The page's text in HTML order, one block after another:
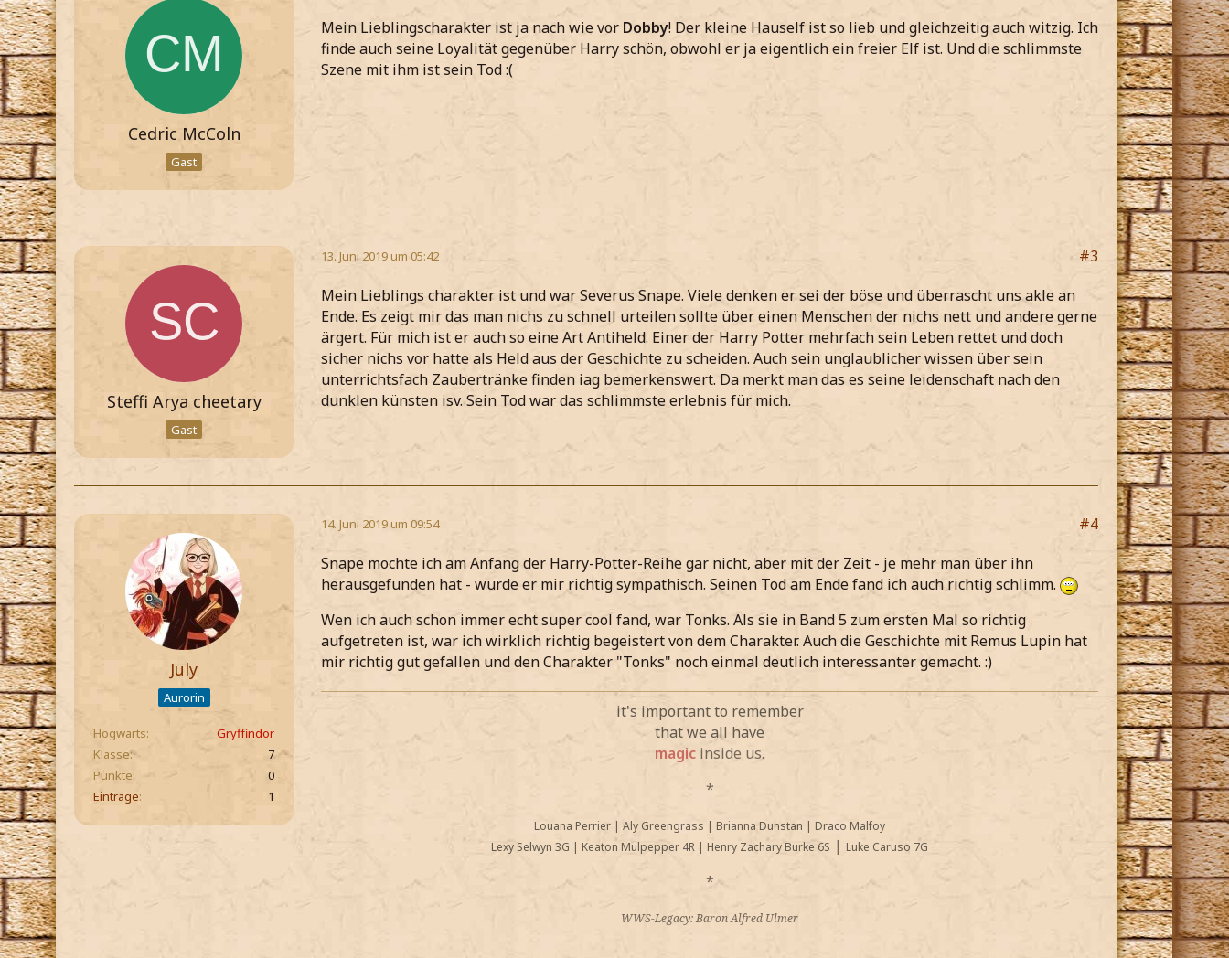
Cedric McColn
Gast
Mein Lieblingscharakter ist ja nach wie vor Dobby! Der kleine Hauself ist so lieb und gleichzeitig auch witzig. Ich
finde auch seine Loyalität gegenüber Harry schön, obwohl er ja eigentlich ein freier Elf ist. Und die schlimmste
Szene mit ihm ist sein Tod :(
Steffi Arya cheetary
Gast
13. Juni 2019 um 05:42
#3
Mein Lieblings charakter ist und war Severus Snape. Viele denken er sei der böse und überrascht uns akle an
Ende. Es zeigt mir das man nichs zu schnell urteilen sollte über einen Menschen der nichs nett und andere gerne
ärgert. Für mich ist er auch so eine Art Antiheld. Einer der Harry Potter mehrfach sein Leben rettet und doch
sicher nichs vor hatte als Held aus der Geschichte zu scheiden. Auch sein unglaublicher wissen über sein
unterrichtsfach Zaubertränke finden iag bemerkenswert. Da merkt man das es seine leidenschaft nach den
dunklen künsten isv. Sein Tod war das schlimmste erlebnis für mich.
July
Aurorin
Hogwarts
Gryffindor
Klasse
7
Punkte
0
Einträge
1
14. Juni 2019 um 09:54
#4
Snape mochte ich am Anfang der Harry-Potter-Reihe gar nicht, aber mit der Zeit - je mehr man über ihn
herausgefunden hat - wurde er mir richtig sympathisch. Seinen Tod am Ende fand ich auch richtig schlimm.
Wen ich auch schon immer echt super cool fand, war Tonks. Als sie in Band 5 zum ersten Mal so richtig
aufgetreten ist, war ich wirklich richtig begeistert von dem Charakter. Auch die Geschichte mit Remus Lupin hat
mir richtig gut gefallen und den Charakter "Tonks" noch einmal deutlich interessanter gemacht. :)
it's important to remember
that we all have
magic inside us.
*
Louana Perrier | Aly Greengrass | Brianna Dunstan | Draco Malfoy
Lexy Selwyn 3G | Keaton Mulpepper 4R | Henry Zachary Burke 6S | Luke Caruso 7G
*
WWS-Legacy: Baron Alfred Ulmer